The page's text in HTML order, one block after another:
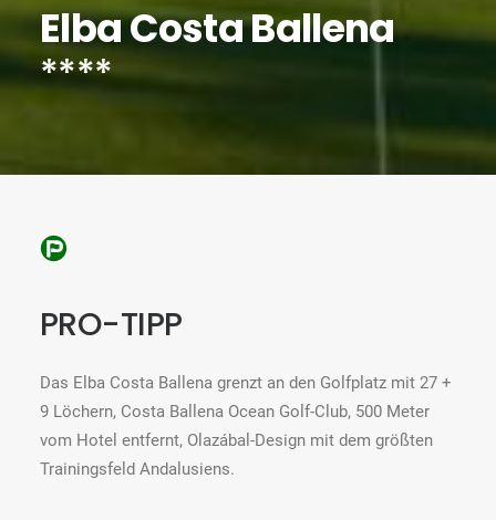
Elba Costa Ballena
****
PRO-TIPP
Das Elba Costa Ballena grenzt an den Golfplatz mit 27 +
9 Löchern, Costa Ballena Ocean Golf-Club, 500 Meter
vom Hotel entfernt, Olazábal-Design mit dem größten
Trainingsfeld Andalusiens.